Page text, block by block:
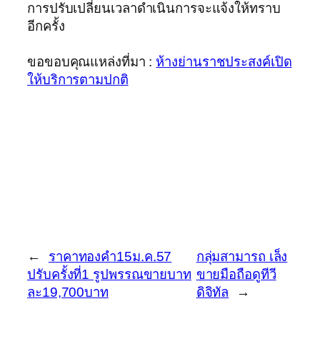
การปรับเปลี่ยนเวลาดำเนินการจะแจ้งให้ทราบ
อีกครั้ง
ขอขอบคุณแหล่งที่มา : ห้างย่านราชประสงค์เปิด
ให้บริการตามปกติ
←
ราคาทองคำ15ม.ค.57
ปรับครั้งที่1 รูปพรรณขายบาท
ละ19,700บาท
กลุ่มสามารถ เล็ง
ขายมือถือดูทีวี
ดิจิทัล
→